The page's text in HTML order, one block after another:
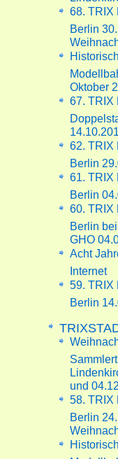
68. TRIX
Berlin
Oktober
67. TRIX
62. TRIX
Berlin
61. TRIX
Berlin
60. TRIX
Berlin
GHO
Acht
Internet
59. TRIX
Berlin
und
58. TRIX
Berlin